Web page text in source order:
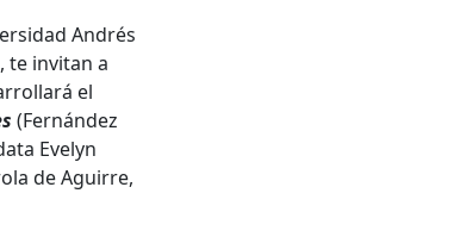
Andrés
te invitan a
el
(Fernández
Evelyn
de Aguirre,